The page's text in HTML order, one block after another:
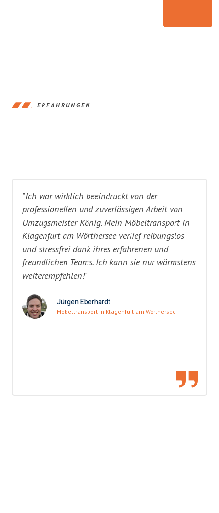
ERFAHRUNGEN
"Ich war wirklich beeindruckt von der
professionellen und zuverlässigen Arbeit von
Umzugsmeister König. Mein Möbeltransport in
Klagenfurt am Wörthersee verlief reibungslos
und stressfrei dank ihres erfahrenen und
freundlichen Teams. Ich kann sie nur wärmstens
weiterempfehlen!"
Jürgen Eberhardt
Möbeltransport in Klagenfurt am Wörthersee